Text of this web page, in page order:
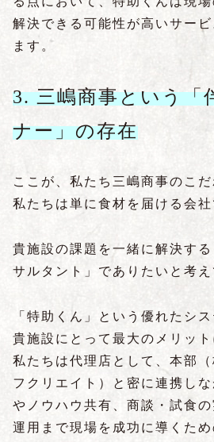
解決できる可能性が高いサー
ます。
3. 三嶋商事という「
ナー」の存在
ここが、私たち三嶋商事のこだ
私たちは単に食材を届ける会社
貴施設の課題を一緒に解決す
サルタント」でありたいと考え
「特助くん」という優れたシ
貴施設にとって最大のメリット
私たちは代理店として、本部
フクリエイト）と密に連携し
やノウハウ共有、商談・試食
運用まで現場を成功に導くた